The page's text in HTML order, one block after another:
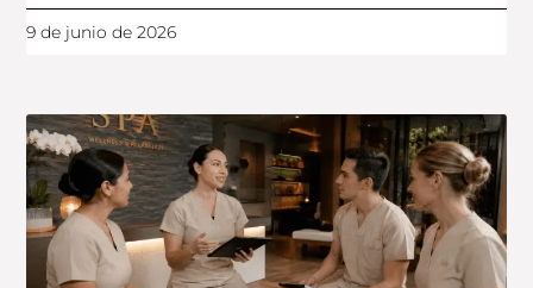
9 de junio de 2026